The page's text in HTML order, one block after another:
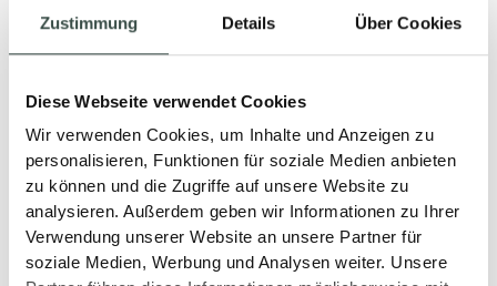
Zustimmung Details Über Cookies
Diese Webseite verwendet Cookies
Wir verwenden Cookies, um Inhalte und Anzeigen zu
personalisieren, Funktionen für soziale Medien anbieten
zu können und die Zugriffe auf unsere Website zu
analysieren. Außerdem geben wir Informationen zu Ihrer
Verwendung unserer Website an unsere Partner für
soziale Medien, Werbung und Analysen weiter. Unsere